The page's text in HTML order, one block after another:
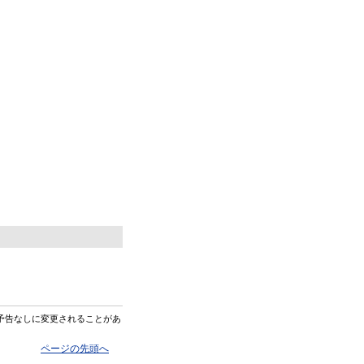
告なしに変更されることがあ
ページの先頭へ